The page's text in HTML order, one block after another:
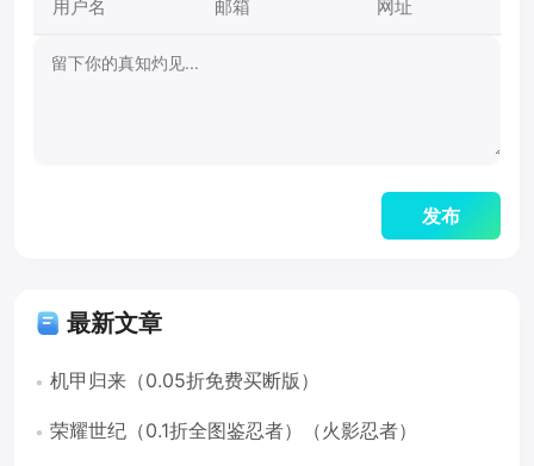
最新文章
机甲归来（0.05折免费买断版）
荣耀世纪（0.1折全图鉴忍者）（火影忍者）